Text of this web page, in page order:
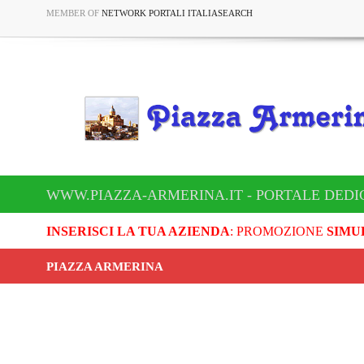
MEMBER OF NETWORK PORTALI ITALIASEARCH
WWW.PIAZZA-ARMERINA.IT - PORTALE
INSERISCI LA TUA AZIENDA: PROMOZIONE
PIAZZA ARMERINA